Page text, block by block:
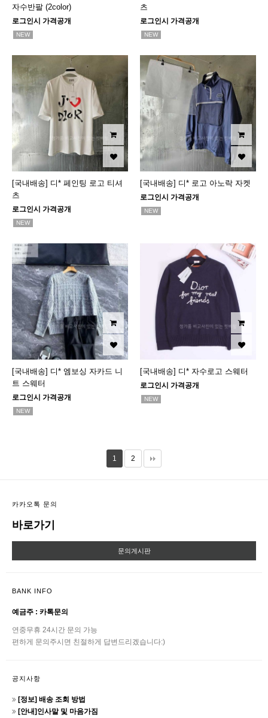
자수반팔 (2color)
로그인시 가격공개
NEW
츠
로그인시 가격공개
NEW
[국내배송] 디* 페인팅 로고 티셔
츠
로그인시 가격공개
NEW
[국내배송] 디* 로고 아노락 자켓
로그인시 가격공개
NEW
[국내배송] 디* 엠보싱 자카드 니
트 스웨터
로그인시 가격공개
NEW
[국내배송] 디* 자수로고 스웨터
로그인시 가격공개
NEW
1 2
카카오톡 문의
바로가기
문의게시판
BANK INFO
예금주 : 카톡문의
연중무휴 24시간 문의 가능
편하게 문의주시면 친절하게 답변드리겠습니다:)
공지사항
[정보] 배송 조회 방법
[안내]인사말 및 마음가짐